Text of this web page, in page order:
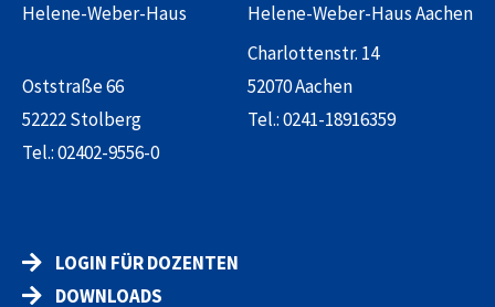
Helene-Weber-Haus
Oststraße 66
52222 Stolberg
Tel.:02402-9556-0
Helene-Weber-Haus Aachen
Charlottenstr. 14
52070 Aachen
Tel.:0241-18916359
LOGIN FÜR DOZENTEN
DOWNLOADS